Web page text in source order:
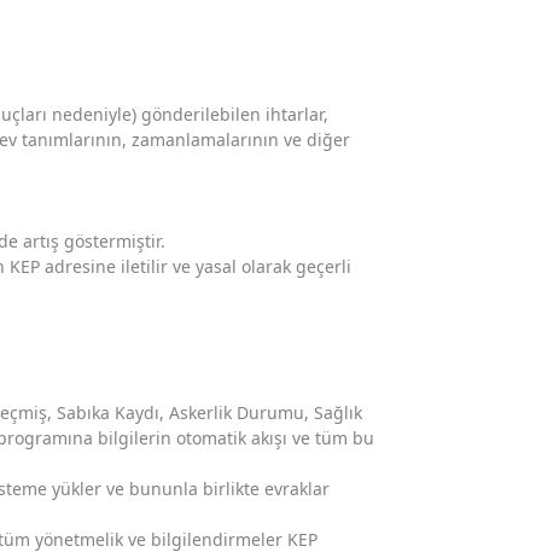
nedeniyle) gönderilebilen ihtarlar,
zamanlamalarının ve diğer
artış göstermiştir.
adresine iletilir ve yasal olarak geçerli
Sabıka Kaydı, Askerlik Durumu, Sağlık
bilgilerin otomatik akışı ve tüm bu
yükler ve bununla birlikte evraklar
yönetmelik ve bilgilendirmeler KEP